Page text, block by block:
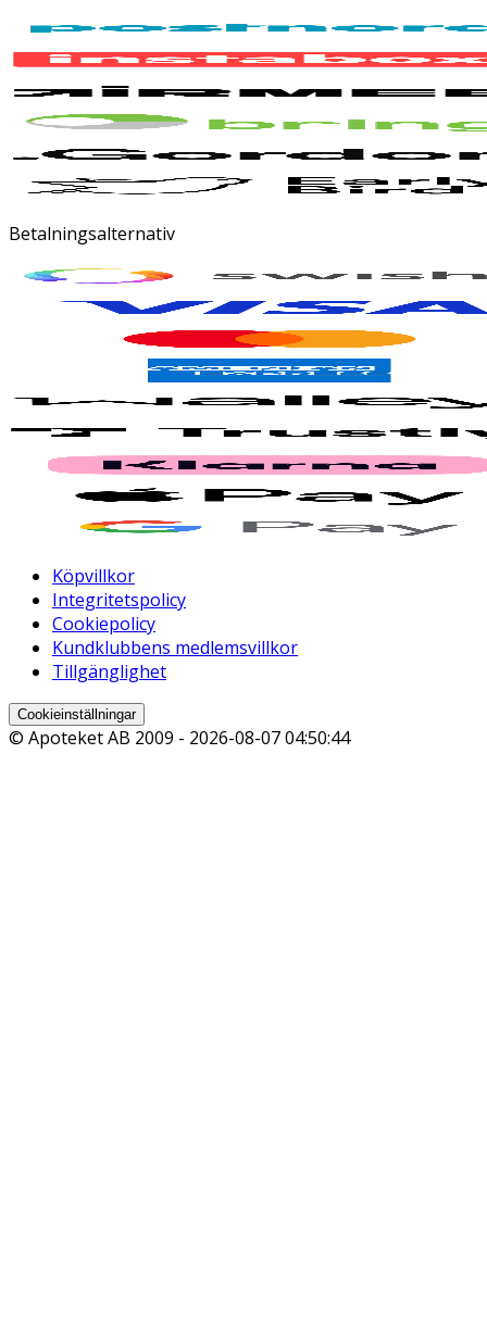
Betalningsalternativ
Köpvillkor
Integritetspolicy
Cookiepolicy
Kundklubbens medlemsvillkor
Tillgänglighet
Cookieinställningar
© Apoteket AB 2009 - 2026-08-07 04:50:44